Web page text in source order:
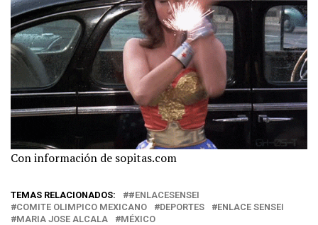
Con información de sopitas.com
TEMAS RELACIONADOS:
#ENLACESENSEI
COMITE OLIMPICO MEXICANO
DEPORTES
ENLACE SENSEI
MARIA JOSE ALCALA
MÉXICO